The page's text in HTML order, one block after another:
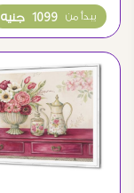
فينتاج
1099 جنيه يبدأ من